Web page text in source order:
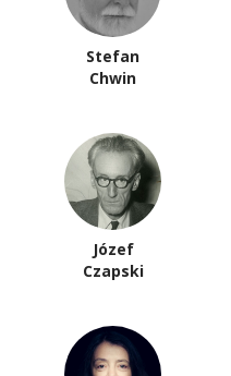
Stefan
Chwin
Józef
Czapski